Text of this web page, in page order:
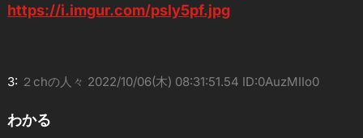
https://i.imgur.com/psly5pf.jpg
3: ２chの人々 2022/10/06(木) 08:31:51.54 ID:0AuzMIIo0
わかる